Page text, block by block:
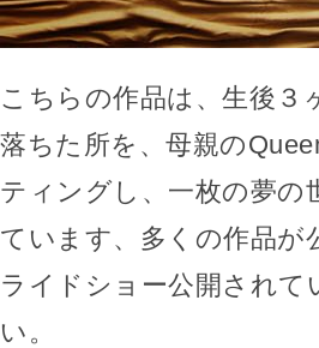
こちらの作品は、生後３
落ちた所を、母親の
ティングし、一枚の夢
ています、多くの作品が
ライドショー公開され
い。